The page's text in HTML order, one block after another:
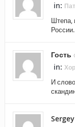
in:
Штепа,
Гость
in:
И
Sergey